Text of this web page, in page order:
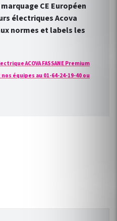
CE Européen
électriques Acova
normes et labels les
ACOVA FASSANE Premium
équipes au 01-64-24-19-40 ou